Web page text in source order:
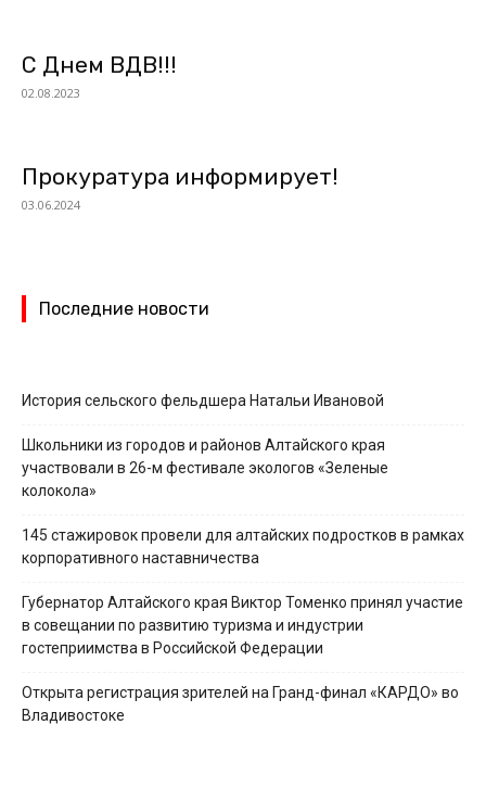
С Днем ВДВ!!!
02.08.2023
Прокуратура информирует!
03.06.2024
Последние новости
История сельского фельдшера Натальи Ивановой
Школьники из городов и районов Алтайского края
участвовали в 26-м фестивале экологов «Зеленые
колокола»
145 стажировок провели для алтайских подростков в рамках
корпоративного наставничества
Губернатор Алтайского края Виктор Томенко принял участие
в совещании по развитию туризма и индустрии
гостеприимства в Российской Федерации
Открыта регистрация зрителей на Гранд-финал «КАРДО» во
Владивостоке